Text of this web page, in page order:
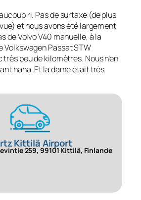
ri. Pas de surtaxe (de plus
et nous avons été largement
de Volvo V40 manuelle, à la
Volkswagen Passat STW
peu de kilomètres. Nous n’en
haha. Et la dame était très
Kittilä Airport
259, 99101 Kittilä, Finlande